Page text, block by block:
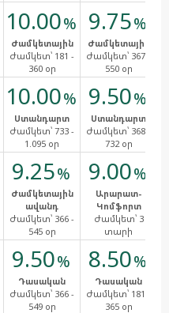
10.00%
Ժամկետային
Ժամկետ՝ 181 -
360 օր
9.75%
Ժամկետային
Ժամկետ՝ 367 -
550 օր
10.00%
Ստանդարտ
Ժամկետ՝ 733 -
1.095 օր
9.50%
Ստանդարտ
Ժամկետ՝ 368 -
732 օր
9.25%
Ժամկետային
ավանդ
Ժամկետ՝ 366 -
545 օր
9.00%
Արարատ-
Կոմֆորտ
Ժամկետ՝3
տարի
9.50%
Դասական
Ժամկետ՝ 366 -
549 օր
8.50%
Դասական
Ժամկետ՝ 181 -
365 օր